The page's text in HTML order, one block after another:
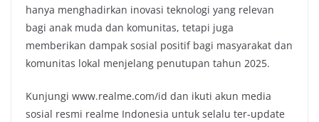
hanya menghadirkan inovasi teknologi yang relevan
bagi anak muda dan komunitas, tetapi juga
memberikan dampak sosial positif bagi masyarakat dan
komunitas lokal menjelang penutupan tahun 2025.
Kunjungi www.realme.com/id dan ikuti akun media
sosial resmi realme Indonesia untuk selalu ter-update